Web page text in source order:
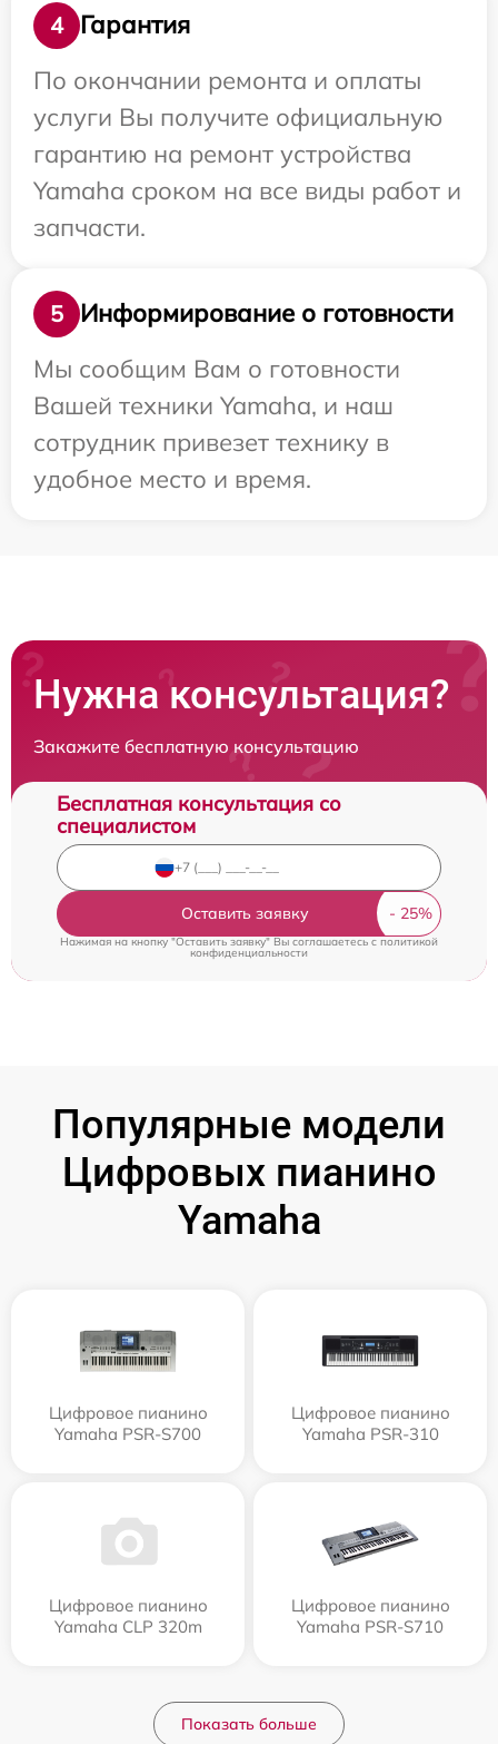
4
Гарантия
По окончании ремонта и оплаты
услуги Вы получите официальную
гарантию на ремонт устройства
Yamaha сроком на все виды работ и
запчасти.
5
Информирование о готовности
Мы сообщим Вам о готовности
Вашей техники Yamaha, и наш
сотрудник привезет технику в
удобное место и время.
Нужна консультация?
Закажите бесплатную консультацию
Бесплатная консультация со
специалистом
Оставить заявку
Нажимая на кнопку "Оставить заявку" Вы соглашаетесь cполитикой
конфиденциальности
Популярные модели
Цифровых пианино
Yamaha
Цифровое пианино
Yamaha PSR-S700
Цифровое пианино
Yamaha PSR-310
Цифровое пианино
Yamaha CLP 320m
Цифровое пианино
Yamaha PSR-S710
Показать больше